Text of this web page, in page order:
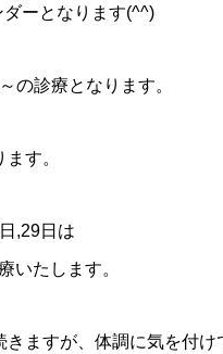
ーとなります(^^)
の診療となります。
す。
,29日は
いたします。
きますが、体調に気を付